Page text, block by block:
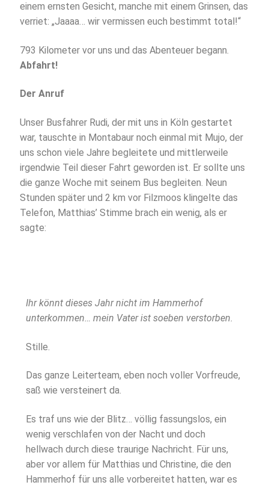
einem ernsten Gesicht, manche mit einem Grinsen, das
verriet: „Jaaaa… wir vermissen euch bestimmt total!“
793 Kilometer vor uns und das Abenteuer begann.
Abfahrt!
Der Anruf
Unser Busfahrer Rudi, der mit uns in Köln gestartet
war, tauschte in Montabaur noch einmal mit Mujo, der
uns schon viele Jahre begleitete und mittlerweile
irgendwie Teil dieser Fahrt geworden ist. Er sollte uns
die ganze Woche mit seinem Bus begleiten. Neun
Stunden später und 2 km vor Filzmoos klingelte das
Telefon, Matthias’ Stimme brach ein wenig, als er
sagte:
Ihr könnt dieses Jahr nicht im Hammerhof
unterkommen… mein Vater ist soeben verstorben.
Stille.
Das ganze Leiterteam, eben noch voller Vorfreude,
saß wie versteinert da.
Es traf uns wie der Blitz… völlig fassungslos, ein
wenig verschlafen von der Nacht und doch
hellwach durch diese traurige Nachricht. Für uns,
aber vor allem für Matthias und Christine, die den
Hammerhof für uns alle vorbereitet hatten, war es